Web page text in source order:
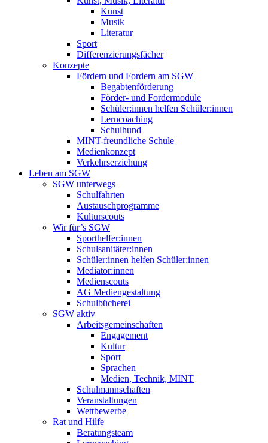
Kunst
Musik
Literatur
Sport
Differenzierungsfächer
Konzepte
Fördern und Fordern am SGW
Begabtenförderung
Förder- und Fordermodule
Schüler:innen helfen Schüler:innen
Lerncoaching
Schulhund
MINT-freundliche Schule
Medienkonzept
Verkehrserziehung
Leben am SGW
SGW unterwegs
Schulfahrten
Austauschprogramme
Kulturscouts
Wir für’s SGW
Sporthelfer:innen
Schulsanitäter:innen
Schüler:innen helfen Schüler:innen
Mediator:innen
Medienscouts
AG Mediengestaltung
Schulbücherei
SGW aktiv
Arbeitsgemeinschaften
Engagement
Kultur
Sport
Sprachen
Medien, Technik, MINT
Schulmannschaften
Veranstaltungen
Wettbewerbe
Rat und Hilfe
Beratungsteam